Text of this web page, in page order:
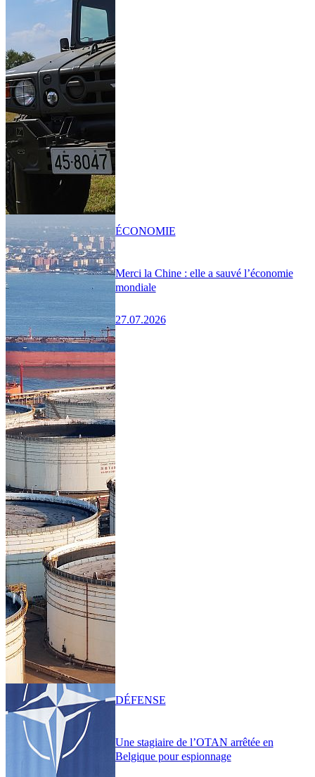
Merci la Chine : elle a sauvé l’économie
mondiale
27.07.2026
ÉCONOMIE
Une stagiaire de l’OTAN arrêtée en
Belgique pour espionnage
DÉFENSE